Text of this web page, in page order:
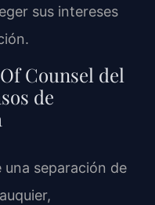
sus intereses
Counsel del
de
separación de